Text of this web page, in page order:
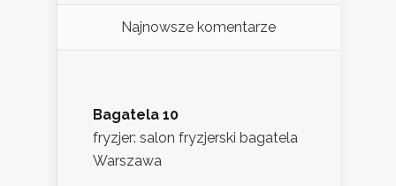
Najnowsze komentarze
Bagatela 10
fryzjer: salon fryzjerski bagatela
Warszawa